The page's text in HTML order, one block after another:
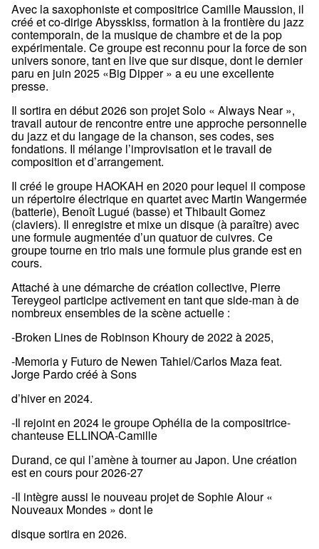
Avec la saxophoniste et compositrice Camille Maussion, il
créé et co-dirige Abysskiss, formation à la frontière du jazz
contemporain, de la musique de chambre et de la pop
expérimentale. Ce groupe est reconnu pour la force de son
univers sonore, tant en live que sur disque, dont le dernier
paru en juin 2025 «Big Dipper » a eu une excellente
presse.
Il sortira en début 2026 son projet Solo « Always Near »,
travail autour de rencontre entre une approche personnelle
du jazz et du langage de la chanson, ses codes, ses
fondations. Il mélange l’improvisation et le travail de
composition et d’arrangement.
Il créé le groupe HAOKAH en 2020 pour lequel il compose
un répertoire électrique en quartet avec Martin Wangermée
(batterie), Benoît Lugué (basse) et Thibault Gomez
(claviers). Il enregistre et mixe un disque (à paraître) avec
une formule augmentée d’un quatuor de cuivres. Ce
groupe tourne en trio mais une formule plus grande est en
cours.
Attaché à une démarche de création collective, Pierre
Tereygeol participe activement en tant que side-man à de
nombreux ensembles de la scène actuelle :
-Broken Lines de Robinson Khoury de 2022 à 2025,
-Memoria y Futuro de Newen Tahiel/Carlos Maza feat.
Jorge Pardo créé à Sons
d’hiver en 2024.
-Il rejoint en 2024 le groupe Ophélia de la compositrice-
chanteuse ELLINOA-Camille
Durand, ce qui l’amène à tourner au Japon. Une création
est en cours pour 2026-27
-Il intègre aussi le nouveau projet de Sophie Alour «
Nouveaux Mondes » dont le
disque sortira en 2026.